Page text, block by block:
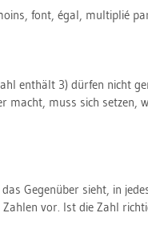
font, égal, mul­ti­plié
ent­hält 3) dür­fen nicht
macht, muss sich set­zen,
Ge­gen­über sieht, in
vor. Ist die Zahl